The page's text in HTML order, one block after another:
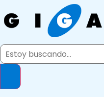
al
contenido
Search